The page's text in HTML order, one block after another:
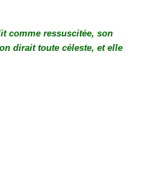
comme ressuscitée, son
dirait toute céleste, et elle